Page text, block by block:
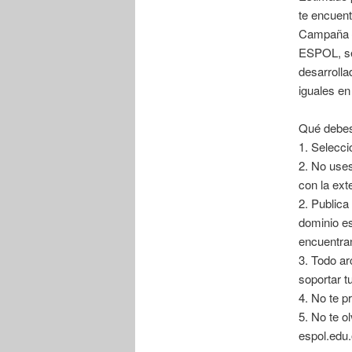
te
ESPOL,
iguales
Qué
1.
2. No
con la
2.
dominio
3. Todo
soportar
4. No te
5. No te